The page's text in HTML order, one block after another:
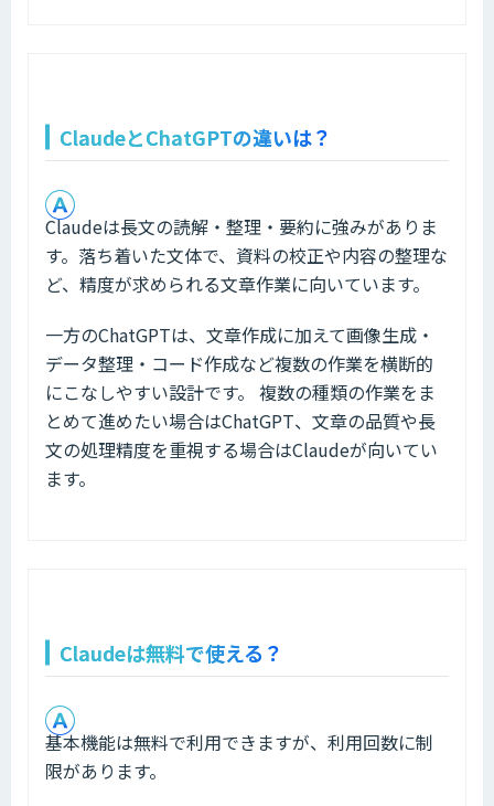
ClaudeとChatGPTの違いは？
Claudeは長文の読解・整理・要約に強みがありま
す。落ち着いた文体で、資料の校正や内容の整理な
ど、精度が求められる文章作業に向いています。
一方のChatGPTは、文章作成に加えて画像生成・
データ整理・コード作成など複数の作業を横断的
にこなしやすい設計です。 複数の種類の作業をま
とめて進めたい場合はChatGPT、文章の品質や長
文の処理精度を重視する場合はClaudeが向いてい
ます。
Claudeは無料で使える？
基本機能は無料で利用できますが、利用回数に制
限があります。